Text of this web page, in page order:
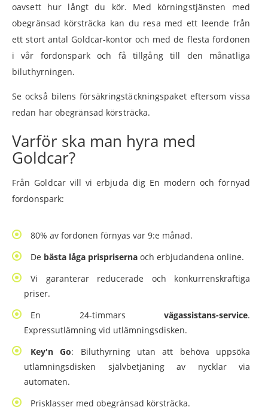
oavsett hur långt du kör. Med körningstjänsten med
obegränsad körsträcka kan du resa med ett leende från
ett stort antal Goldcar-kontor och med de flesta fordonen
i vår fordonspark och få tillgång till den månatliga
biluthyrningen.
Se också bilens försäkringstäckningspaket eftersom vissa
redan har obegränsad körsträcka.
Varför ska man hyra med
Goldcar?
Från Goldcar vill vi erbjuda dig En modern och förnyad
fordonspark:
80% av fordonen förnyas var 9:e månad.
De bästa låga prispriserna och erbjudandena online.
Vi garanterar reducerade och konkurrenskraftiga
priser.
En 24-timmars vägassistans-service.
Expressutlämning vid utlämningsdisken.
Key'n Go: Biluthyrning utan att behöva uppsöka
utlämningsdisken självbetjäning av nycklar via
automaten.
Prisklasser med obegränsad körsträcka.